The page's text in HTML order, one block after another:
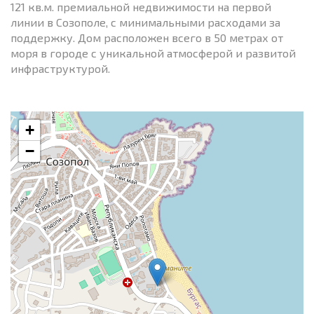
121 кв.м. премиальной недвижимости на первой
линии в Созополе, с минимальными расходами за
поддержку. Дом расположен всего в 50 метрах от
моря в городе с уникальной атмосферой и развитой
инфраструктурой.
+
−